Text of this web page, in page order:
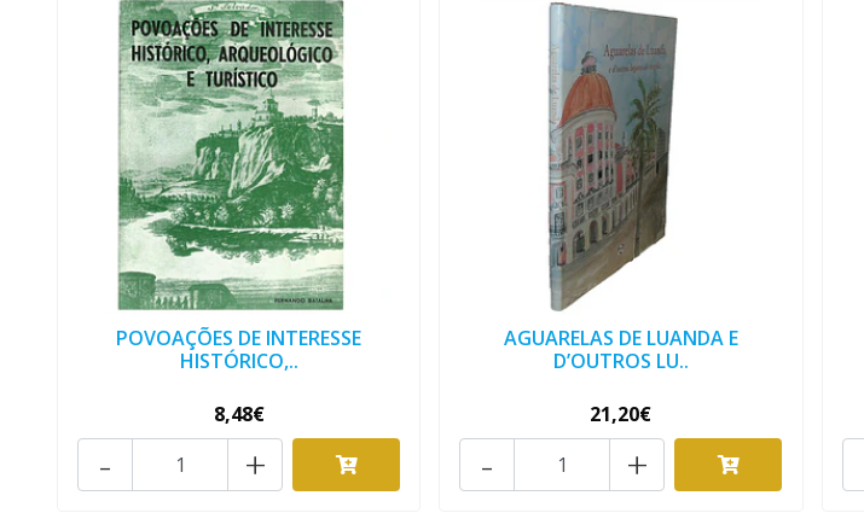
POVOAÇÕES DE INTERESSE
HISTÓRICO,..
8,48€
+
-
AGUARELAS DE LUANDA E
D’OUTROS LU..
21,20€
+
-